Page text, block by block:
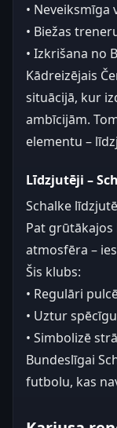
• Neveiksmīga
• Biežas
• Izkrišana no
Kādreizējais
situācijā, kur
ambīcijām.
elementu –
Līdzjutēji –
Schalke
Pat
atmosfēra –
Šis klubs:
• Regulāri
• Uztur
• Simbolizē
Bundeslīgai
futbolu, kas